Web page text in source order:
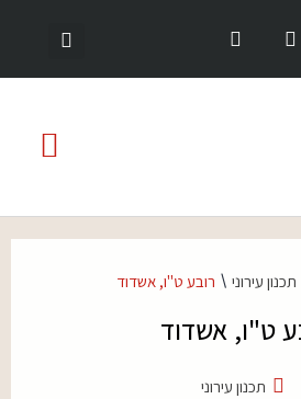
תכנון עירוני \ רובע ט"ו, אשדוד
ט"ו, אשדוד
תכנון עירוני